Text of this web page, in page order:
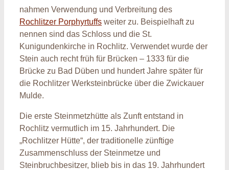
nahmen Verwendung und Verbreitung des
Rochlitzer Porphyrtuffs weiter zu. Beispielhaft zu
nennen sind das Schloss und die St.
Kunigundenkirche in Rochlitz. Verwendet wurde der
Stein auch recht früh für Brücken – 1333 für die
Brücke zu Bad Düben und hundert Jahre später für
die Rochlitzer Werksteinbrücke über die Zwickauer
Mulde.
Die erste Steinmetzhütte als Zunft entstand in
Rochlitz vermutlich im 15. Jahrhundert. Die
„Rochlitzer Hütte“, der traditionelle zünftige
Zusammenschluss der Steinmetze und
Steinbruchbesitzer, blieb bis in das 19. Jahrhundert